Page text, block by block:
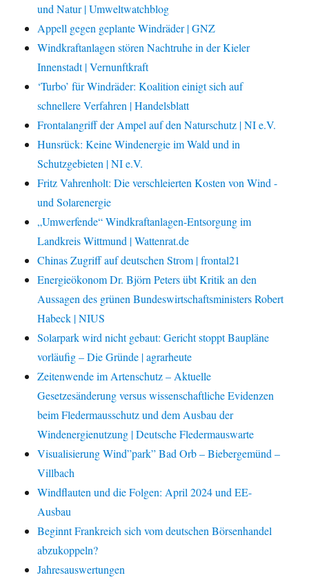
und Natur | Umweltwatchblog
Appell gegen geplante Windräder | GNZ
Windkraftanlagen stören Nachtruhe in der Kieler
Innenstadt | Vernunftkraft
‘Turbo’ für Windräder: Koalition einigt sich auf
schnellere Verfahren | Handelsblatt
Frontalangriff der Ampel auf den Naturschutz | NI e.V.
Hunsrück: Keine Windenergie im Wald und in
Schutzgebieten | NI e.V.
Fritz Vahrenholt: Die verschleierten Kosten von Wind -
und Solarenergie
„Umwerfende“ Windkraftanlagen-Entsorgung im
Landkreis Wittmund | Wattenrat.de
Chinas Zugriff auf deutschen Strom | frontal21
Energieökonom Dr. Björn Peters übt Kritik an den
Aussagen des grünen Bundeswirtschaftsministers Robert
Habeck | NIUS
Solarpark wird nicht gebaut: Gericht stoppt Baupläne
vorläufig – Die Gründe | agrarheute
Zeitenwende im Artenschutz – Aktuelle
Gesetzesänderung versus wissenschaftliche Evidenzen
beim Fledermausschutz und dem Ausbau der
Windenergienutzung | Deutsche Fledermauswarte
Visualisierung Wind”park” Bad Orb – Biebergemünd –
Villbach
Windflauten und die Folgen: April 2024 und EE-
Ausbau
Beginnt Frankreich sich vom deutschen Börsenhandel
abzukoppeln?
Jahresauswertungen